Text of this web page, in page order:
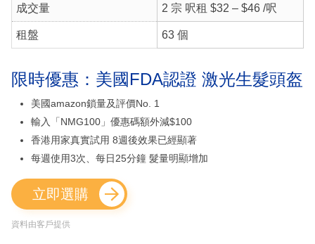
成交量 2 宗 呎租 $32 – $46 /呎
租盤 63 個
限時優惠：美國FDA認證 激光生髮頭盔
美國amazon鎖量及評價No. 1
輸入「NMG100」優惠碼額外減$100
香港用家真實試用 8週後效果已經顯著
每週使用3次、每日25分鐘 髮量明顯增加
立即選購
資料由客戶提供